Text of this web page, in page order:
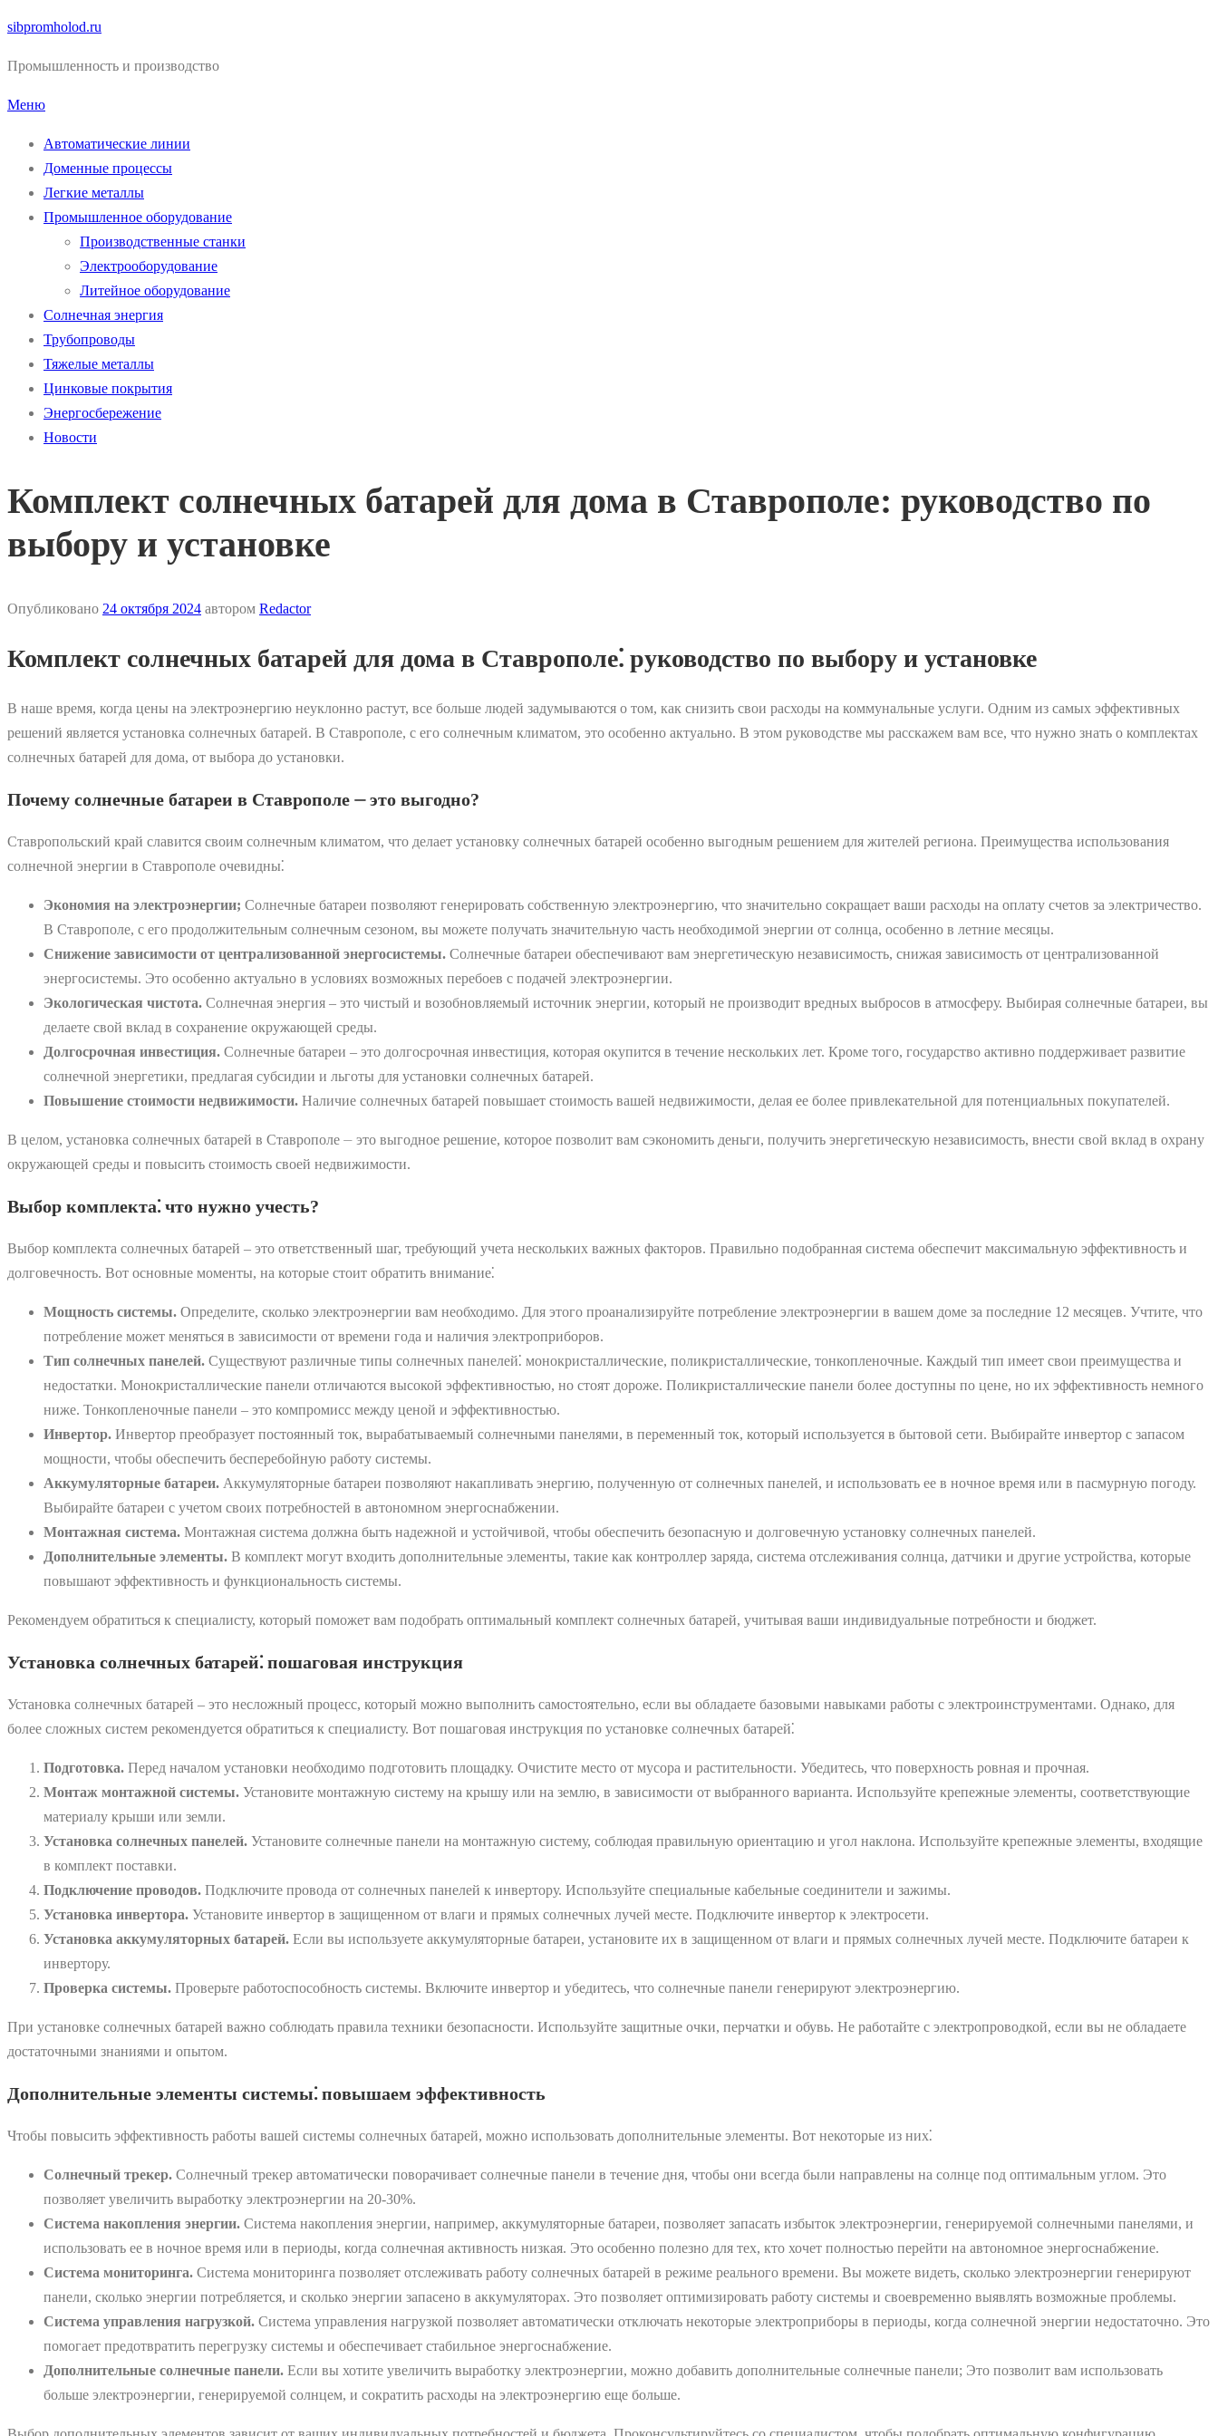
Перейти
содержимому
sibpromholod.ru
Промышленность и производство
Меню
Автоматические линии
Доменные процессы
Легкие металлы
Промышленное оборудование
Производственные станки
Электрооборудование
Литейное оборудование
Солнечная энергия
Трубопроводы
Тяжелые металлы
Цинковые покрытия
Энергосбережение
Новости
Комплект солнечных батарей для дома в Ставрополе: руководство по
выбору и установке
Опубликовано 24 октября 2024 автором Redactor
Комплект солнечных батарей для дома в Ставрополе⁚ руководство по выбору и установке
В наше время, когда цены на электроэнергию неуклонно растут, все больше людей задумываются о том, как снизить свои расходы на коммунальные услуги. Одним из самых эффективных
решений является установка солнечных батарей. В Ставрополе, с его солнечным климатом, это особенно актуально. В этом руководстве мы расскажем вам все, что нужно знать о комплектах
солнечных батарей для дома, от выбора до установки.
Почему солнечные батареи в Ставрополе ⏤ это выгодно?
Ставропольский край славится своим солнечным климатом, что делает установку солнечных батарей особенно выгодным решением для жителей региона. Преимущества использования
солнечной энергии в Ставрополе очевидны⁚
Экономия на электроэнергии; Солнечные батареи позволяют генерировать собственную электроэнергию, что значительно сокращает ваши расходы на оплату счетов за электричество.
В Ставрополе, с его продолжительным солнечным сезоном, вы можете получать значительную часть необходимой энергии от солнца, особенно в летние месяцы.
Снижение зависимости от централизованной энергосистемы. Солнечные батареи обеспечивают вам энергетическую независимость, снижая зависимость от централизованной
энергосистемы. Это особенно актуально в условиях возможных перебоев с подачей электроэнергии.
Экологическая чистота. Солнечная энергия – это чистый и возобновляемый источник энергии, который не производит вредных выбросов в атмосферу. Выбирая солнечные батареи, вы
делаете свой вклад в сохранение окружающей среды.
Долгосрочная инвестиция. Солнечные батареи – это долгосрочная инвестиция, которая окупится в течение нескольких лет. Кроме того, государство активно поддерживает развитие
солнечной энергетики, предлагая субсидии и льготы для установки солнечных батарей.
Повышение стоимости недвижимости. Наличие солнечных батарей повышает стоимость вашей недвижимости, делая ее более привлекательной для потенциальных покупателей.
В целом, установка солнечных батарей в Ставрополе ⏤ это выгодное решение, которое позволит вам сэкономить деньги, получить энергетическую независимость, внести свой вклад в охрану
окружающей среды и повысить стоимость своей недвижимости.
Выбор комплекта⁚ что нужно учесть?
Выбор комплекта солнечных батарей – это ответственный шаг, требующий учета нескольких важных факторов. Правильно подобранная система обеспечит максимальную эффективность и
долговечность. Вот основные моменты, на которые стоит обратить внимание⁚
Мощность системы. Определите, сколько электроэнергии вам необходимо. Для этого проанализируйте потребление электроэнергии в вашем доме за последние 12 месяцев. Учтите, что
потребление может меняться в зависимости от времени года и наличия электроприборов.
Тип солнечных панелей. Существуют различные типы солнечных панелей⁚ монокристаллические, поликристаллические, тонкопленочные. Каждый тип имеет свои преимущества и
недостатки. Монокристаллические панели отличаются высокой эффективностью, но стоят дороже. Поликристаллические панели более доступны по цене, но их эффективность немного
ниже. Тонкопленочные панели – это компромисс между ценой и эффективностью.
Инвертор. Инвертор преобразует постоянный ток, вырабатываемый солнечными панелями, в переменный ток, который используется в бытовой сети. Выбирайте инвертор с запасом
мощности, чтобы обеспечить бесперебойную работу системы.
Аккумуляторные батареи. Аккумуляторные батареи позволяют накапливать энергию, полученную от солнечных панелей, и использовать ее в ночное время или в пасмурную погоду.
Выбирайте батареи с учетом своих потребностей в автономном энергоснабжении.
Монтажная система. Монтажная система должна быть надежной и устойчивой, чтобы обеспечить безопасную и долговечную установку солнечных панелей.
Дополнительные элементы. В комплект могут входить дополнительные элементы, такие как контроллер заряда, система отслеживания солнца, датчики и другие устройства, которые
повышают эффективность и функциональность системы.
Рекомендуем обратиться к специалисту, который поможет вам подобрать оптимальный комплект солнечных батарей, учитывая ваши индивидуальные потребности и бюджет.
Установка солнечных батарей⁚ пошаговая инструкция
Установка солнечных батарей – это несложный процесс, который можно выполнить самостоятельно, если вы обладаете базовыми навыками работы с электроинструментами. Однако, для
более сложных систем рекомендуется обратиться к специалисту. Вот пошаговая инструкция по установке солнечных батарей⁚
Подготовка. Перед началом установки необходимо подготовить площадку. Очистите место от мусора и растительности. Убедитесь, что поверхность ровная и прочная.
Монтаж монтажной системы. Установите монтажную систему на крышу или на землю, в зависимости от выбранного варианта. Используйте крепежные элементы, соответствующие
материалу крыши или земли.
Установка солнечных панелей. Установите солнечные панели на монтажную систему, соблюдая правильную ориентацию и угол наклона. Используйте крепежные элементы, входящие
в комплект поставки.
Подключение проводов. Подключите провода от солнечных панелей к инвертору. Используйте специальные кабельные соединители и зажимы.
Установка инвертора. Установите инвертор в защищенном от влаги и прямых солнечных лучей месте. Подключите инвертор к электросети.
Установка аккумуляторных батарей. Если вы используете аккумуляторные батареи, установите их в защищенном от влаги и прямых солнечных лучей месте. Подключите батареи к
инвертору.
Проверка системы. Проверьте работоспособность системы. Включите инвертор и убедитесь, что солнечные панели генерируют электроэнергию.
При установке солнечных батарей важно соблюдать правила техники безопасности. Используйте защитные очки, перчатки и обувь. Не работайте с электропроводкой, если вы не обладаете
достаточными знаниями и опытом.
Дополнительные элементы системы⁚ повышаем эффективность
Чтобы повысить эффективность работы вашей системы солнечных батарей, можно использовать дополнительные элементы. Вот некоторые из них⁚
Солнечный трекер. Солнечный трекер автоматически поворачивает солнечные панели в течение дня, чтобы они всегда были направлены на солнце под оптимальным углом. Это
позволяет увеличить выработку электроэнергии на 20-30%.
Система накопления энергии. Система накопления энергии, например, аккумуляторные батареи, позволяет запасать избыток электроэнергии, генерируемой солнечными панелями, и
использовать ее в ночное время или в периоды, когда солнечная активность низкая. Это особенно полезно для тех, кто хочет полностью перейти на автономное энергоснабжение.
Система мониторинга. Система мониторинга позволяет отслеживать работу солнечных батарей в режиме реального времени. Вы можете видеть, сколько электроэнергии генерируют
панели, сколько энергии потребляется, и сколько энергии запасено в аккумуляторах. Это позволяет оптимизировать работу системы и своевременно выявлять возможные проблемы.
Система управления нагрузкой. Система управления нагрузкой позволяет автоматически отключать некоторые электроприборы в периоды, когда солнечной энергии недостаточно. Это
помогает предотвратить перегрузку системы и обеспечивает стабильное энергоснабжение.
Дополнительные солнечные панели. Если вы хотите увеличить выработку электроэнергии, можно добавить дополнительные солнечные панели; Это позволит вам использовать
больше электроэнергии, генерируемой солнцем, и сократить расходы на электроэнергию еще больше.